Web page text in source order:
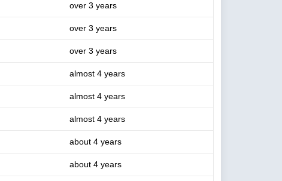
over 3 years
over 3 years
over 3 years
almost 4 years
almost 4 years
almost 4 years
about 4 years
about 4 years